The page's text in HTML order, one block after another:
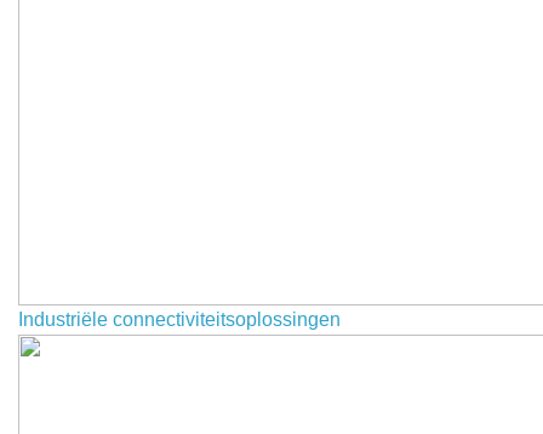
Industriële connectiviteitsoplossingen